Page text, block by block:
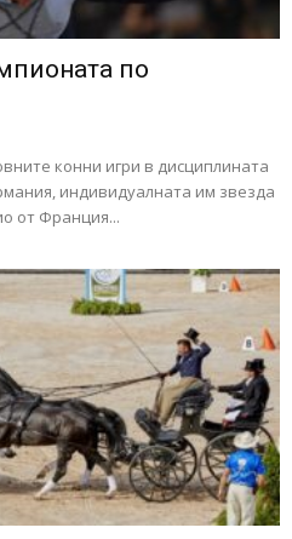
по
конни игри в дисциплината
индивидуалната им звезда
от Франция...